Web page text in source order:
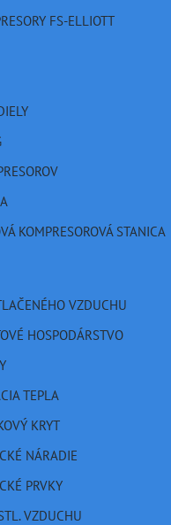
FS-ELLIOTT
KOMPRESOROVÁ STANICA
VZDUCHU
HOSPODÁRSTVO
TEPLA
KRYT
NÁRADIE
PRVKY
VZDUCHU